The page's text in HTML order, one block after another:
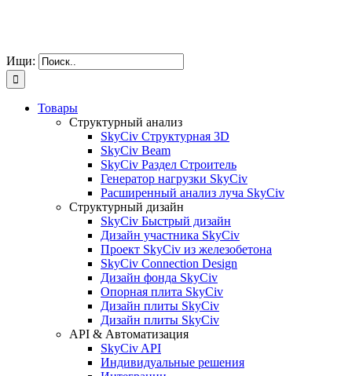
Ищи:
Товары
Структурный анализ
SkyCiv Структурная 3D
SkyCiv Beam
SkyCiv Раздел Строитель
Генератор нагрузки SkyCiv
Расширенный анализ луча SkyCiv
Структурный дизайн
SkyCiv Быстрый дизайн
Дизайн участника SkyCiv
Проект SkyCiv из железобетона
SkyCiv Connection Design
Дизайн фонда SkyCiv
Опорная плита SkyCiv
Дизайн плиты SkyCiv
Дизайн плиты SkyCiv
API & Автоматизация
SkyCiv API
Индивидуальные решения